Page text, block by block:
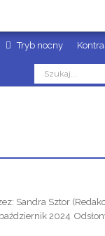
Tryb nocny
Sandra Sztor
2024